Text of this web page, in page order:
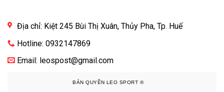
Địa chỉ: Kiệt 245 Bùi Thị Xuân, Thủy Pha, Tp. Huế
Hotline: 0932147869
Email: leospost@gmail.com
BẢN QUYỀN LEO SPORT ®️